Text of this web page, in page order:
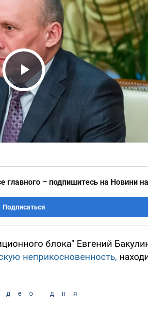
Play Video
главного – подпишитесь на Новини на
Подписаться
блока" Евгений
неприкосновенность,
дня